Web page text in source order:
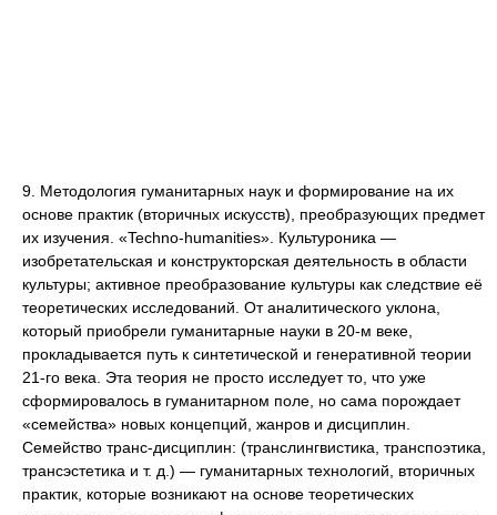
9. Методология гуманитарных наук и формирование на их
основе практик (вторичных искусств), преобразующих предмет
их изучения. «Techno-humanities». Культуроника —
изобретательская и конструкторская деятельность в области
культуры; активное преобразование культуры как следствие её
теоретических исследований. От аналитического уклона,
который приобрели гуманитарные науки в 20-м веке,
прокладывается путь к синтетической и генеративной теории
21-го века. Эта теория не просто исследует то, что уже
сформировалось в гуманитарном поле, но сама порождает
«семейства» новых концепций, жанров и дисциплин.
Семейство транс-дисциплин: (транслингвистика, транспоэтика,
трансэстетика и т. д.) — гуманитарных технологий, вторичных
практик, которые возникают на основе теоретических